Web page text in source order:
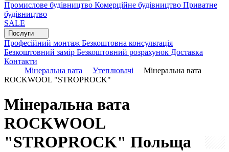
Промислове будівництво Комерційне будівництво Приватне
будівництво
SALE
Послуги
Професійний монтаж Безкоштовна консультація
Безкоштовний замір Безкоштовний розрахунок Доставка
Контакти
Мінеральна вата
Утеплювачі
Мінеральна вата
ROCKWOOL "STROPROCK"
Мінеральна вата
ROCKWOOL
"STROPROCK" Польща